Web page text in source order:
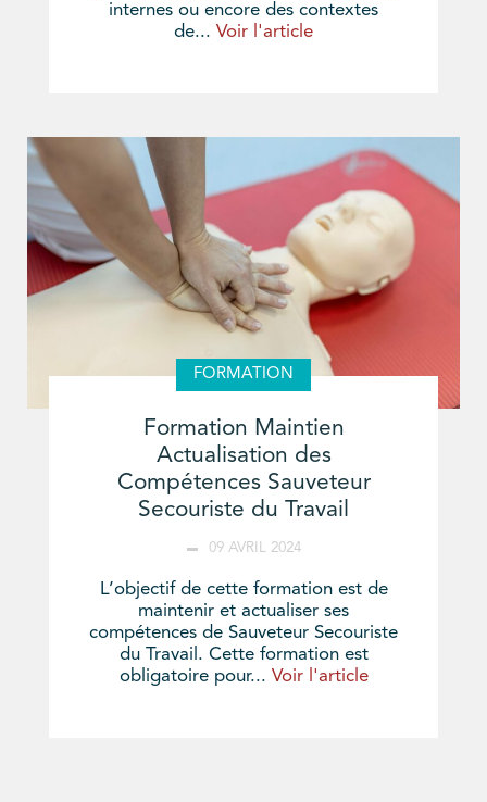
internes ou encore des contextes
de... Voir l'article
FORMATION
Formation Maintien
Actualisation des
Compétences Sauveteur
Secouriste du Travail
09 AVRIL 2024
L’objectif de cette formation est de
maintenir et actualiser ses
compétences de Sauveteur Secouriste
du Travail. Cette formation est
obligatoire pour... Voir l'article